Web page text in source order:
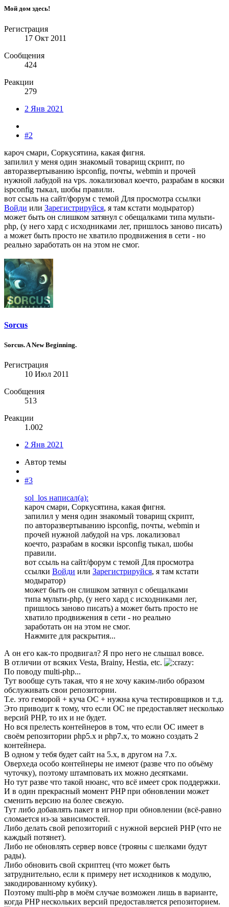
Мой дом здесь!
Регистрация
17 Окт 2011
Сообщения
424
Реакции
279
2 Янв 2021
#2
кароч смари, Соркусятина, какая фигня.
запилил у меня один знакомый товарищ скрипт, по
авторазвертыванию ispconfig, почты, webmin и прочей
нужной лабудой на vps. локализовал коечто, разрабам в косяки
ispconfig тыкал, шобы правили.
вот ссыль на сайт/форум с темой Для просмотра ссылки
Войди или Зарегистрируйся, я там кстати модыратор)
может быть он слишком затянул с обещалками типа мульти-
php, (у него хард с исходниками лег, пришлось заново писать)
а может быть просто не хватило продвижения в сети - но
реально заработать он на этом не смог.
Sorcus
Sorcus. A New Beginning.
Регистрация
10 Июл 2011
Сообщения
513
Реакции
1.002
2 Янв 2021
Автор темы
#3
sol_los написал(а):
кароч смари, Соркусятина, какая фигня.
запилил у меня один знакомый товарищ скрипт,
по авторазвертыванию ispconfig, почты, webmin и
прочей нужной лабудой на vps. локализовал
коечто, разрабам в косяки ispconfig тыкал, шобы
правили.
вот ссыль на сайт/форум с темой Для просмотра
ссылки Войди или Зарегистрируйся, я там кстати
модыратор)
может быть он слишком затянул с обещалками
типа мульти-php, (у него хард с исходниками лег,
пришлось заново писать) а может быть просто не
хватило продвижения в сети - но реально
заработать он на этом не смог.
Нажмите для раскрытия...
А он его как-то продвигал? Я про него не слышал вовсе.
В отличии от всяких Vesta, Brainy, Hestia, etc.
По поводу multi-php...
Тут вообще суть такая, что я не хочу каким-либо образом
обслуживать свои репозитории.
Т.е. это геморой + куча ОС + нужна куча тестировщиков и т.д.
Это приводит к тому, что если ОС не предоставляет несколько
версий PHP, то их и не будет.
Но вся прелесть контейнеров в том, что если ОС имеет в
своём репозитории php5.x и php7.x, то можно создать 2
контейнера.
В одном у тебя будет сайт на 5.x, в другом на 7.x.
Оверхеда особо контейнеры не имеют (разве что по объёму
чуточку), поэтому штамповать их можно десятками.
Но тут разве что такой нюанс, что всё имеет срок поддержки.
И в один прекрасный момент PHP при обновлении может
сменить версию на более свежую.
Тут либо добавлять пакет в игнор при обновлении (всё-равно
сломается из-за зависимостей.
Либо делать свой репозиторий с нужной версией PHP (что не
каждый потянет).
Либо не обновлять сервер вовсе (трояны с шелками будут
рады).
Либо обновить свой скриптец (что может быть
затруднительно, если к примеру нет исходников к модулю,
закодированному кубику).
Поэтому multi-php в моём случае возможен лишь в варианте,
когда PHP нескольких версий предоставляется репозиторием.